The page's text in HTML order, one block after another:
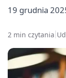
19 grudnia
2 min czytania